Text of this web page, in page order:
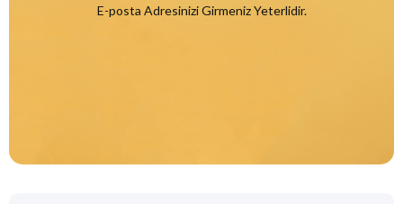
E-posta Adresinizi Girmeniz Yeterlidir.